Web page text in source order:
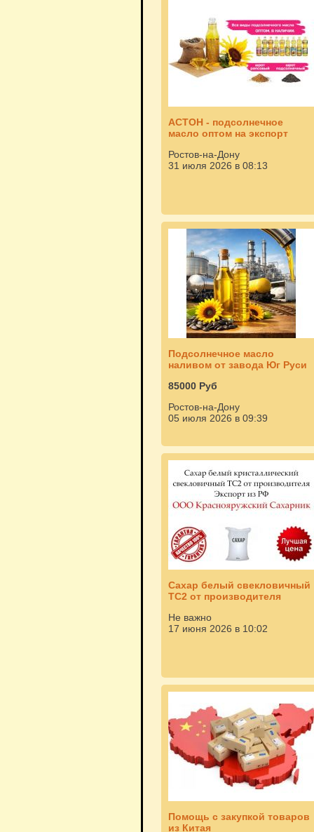
АСТОН - подсолнечное
масло оптом на экспорт
Ростов-на-Дону
31 июля 2026 в 08:13
Подсолнечное масло
наливом от завода Юг Руси
85000 Руб
Ростов-на-Дону
05 июля 2026 в 09:39
Сахар белый свекловичный
ТС2 от производителя
Не важно
17 июня 2026 в 10:02
Помощь с закупкой товаров
из Китая